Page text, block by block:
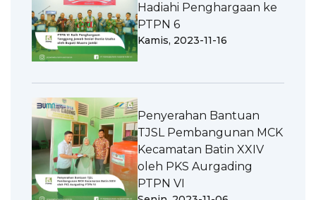
Hadiahi Penghargaan ke
PTPN 6
Kamis, 2023-11-16
Penyerahan Bantuan
TJSL Pembangunan MCK
Kecamatan Batin XXIV
oleh PKS Aurgading
PTPN VI